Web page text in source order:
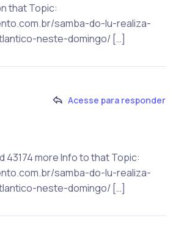
that Topic:
samba-do-lu-realiza-
neste-domingo/ […]
Acesse para responder
43174 more Info to that Topic:
samba-do-lu-realiza-
neste-domingo/ […]